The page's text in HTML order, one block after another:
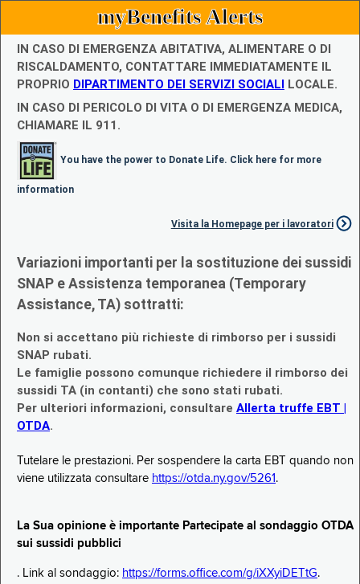
myBenefits Alerts
IN CASO DI EMERGENZA ABITATIVA, ALIMENTARE O DI
RISCALDAMENTO, CONTATTARE IMMEDIATAMENTE IL
PROPRIO DIPARTIMENTO DEI SERVIZI SOCIALI LOCALE.
IN CASO DI PERICOLO DI VITA O DI EMERGENZA MEDICA,
CHIAMARE IL 911.
You have the power to Donate Life. Click here for more
information
Visita la Homepage per i lavoratori
Variazioni importanti per la sostituzione dei sussidi
SNAP e Assistenza temporanea (Temporary
Assistance, TA) sottratti:
Non si accettano più richieste di rimborso per i sussidi
SNAP rubati.
Le famiglie possono comunque richiedere il rimborso dei
sussidi TA (in contanti) che sono stati rubati.
Per ulteriori informazioni, consultare Allerta truffe EBT |
OTDA.
Tutelare le prestazioni. Per sospendere la carta EBT quando non
viene utilizzata consultare https://otda.ny.gov/5261 .
La Sua opinione è importante Partecipate al sondaggio OTDA
sui sussidi pubblici
. Link al sondaggio: https://forms.office.com/g/iXXyiDETtG.